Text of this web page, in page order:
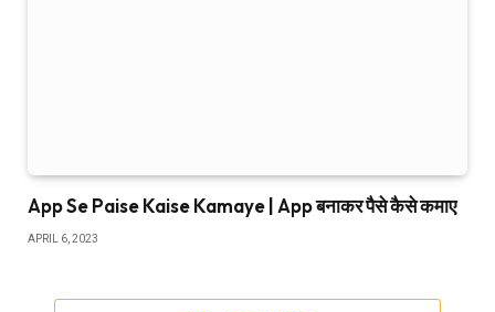
App Se Paise Kaise Kamaye | App बनाकर पैसे कैसे कमाए
APRIL 6, 2023